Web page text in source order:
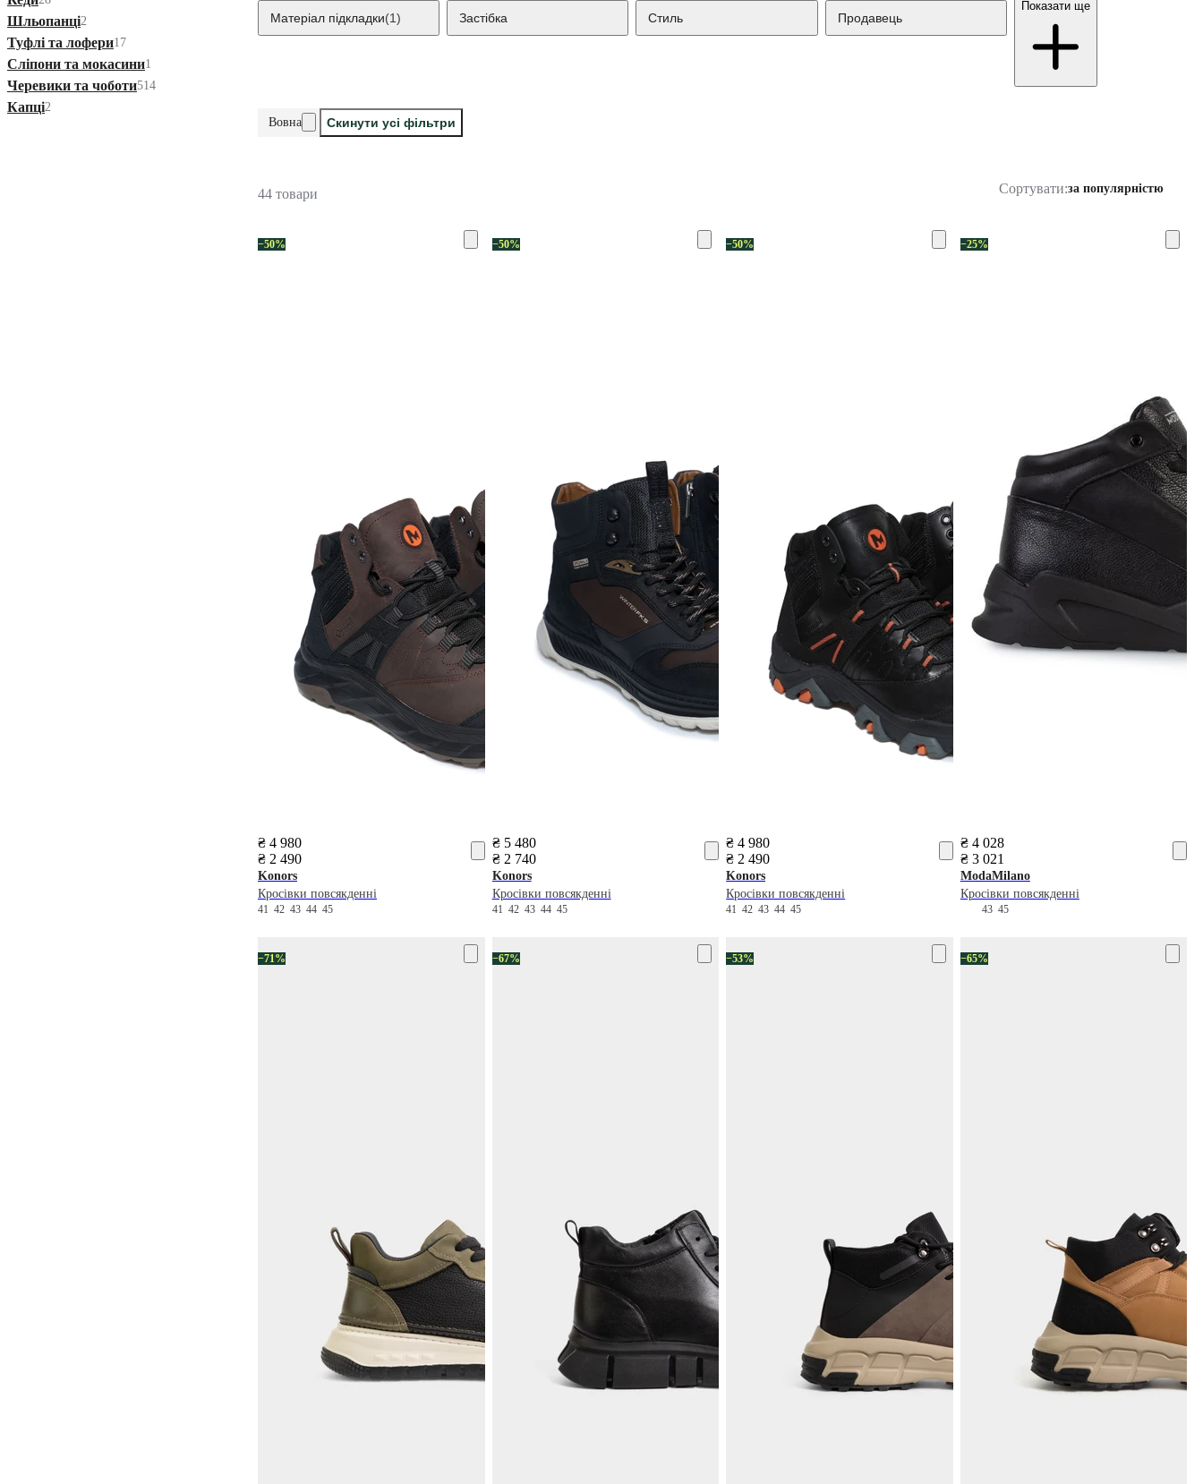
Шльопанці2
Туфлі та лофери17
Сліпони та мокасини1
Черевики та чоботи514
Капці2
Матеріал підкладки(1) Застібка Стиль Продавець
Показати ще
Вовна Скинути усі фільтри
44 товари Сортувати:за популярністю
−50%
₴ 4 980
₴ 2 490
Konors
Кросівки повсякденні
41 42 43 44 45
−50%
₴ 5 480
₴ 2 740
Konors
Кросівки повсякденні
41 42 43 44 45
−50%
₴ 4 980
₴ 2 490
Konors
Кросівки повсякденні
4142434445
−25%
₴ 4 028
₴ 3 021
ModaMilano
Кросівки повсякденні
43 45
−71% −67% −53% −65%